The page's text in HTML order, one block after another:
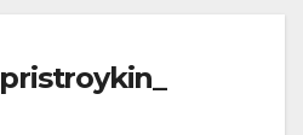
pristroykin_